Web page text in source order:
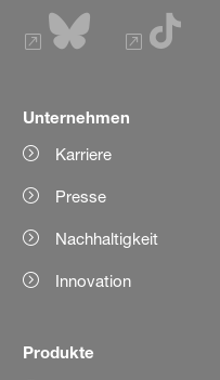
Unternehmen
Karriere
Presse
Nachhaltigkeit
Innovation
Produkte